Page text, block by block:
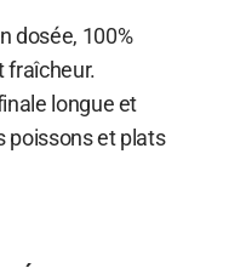
dosée, 100%
fraîcheur.
longue et
poissons et plats